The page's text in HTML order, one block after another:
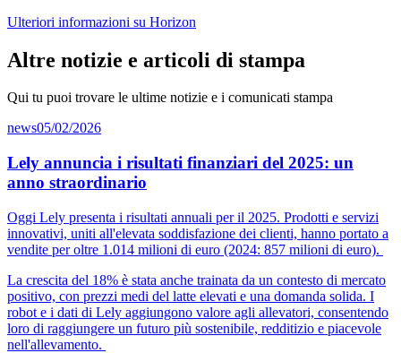
Ulteriori informazioni su Horizon
Altre notizie e articoli di stampa
Qui tu puoi trovare le ultime notizie e i comunicati stampa
news05/02/2026
Lely annuncia i risultati finanziari del 2025: un
anno straordinario
Oggi Lely presenta i risultati annuali per il 2025. Prodotti e servizi
innovativi, uniti all'elevata soddisfazione dei clienti, hanno portato a
vendite per oltre 1.014 milioni di euro (2024: 857 milioni di euro).
La crescita del 18% è stata anche trainata da un contesto di mercato
positivo, con prezzi medi del latte elevati e una domanda solida. I
robot e i dati di Lely aggiungono valore agli allevatori, consentendo
loro di raggiungere un futuro più sostenibile, redditizio e piacevole
nell'allevamento.